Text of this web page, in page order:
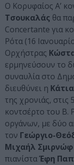
O Κορυφαίος Α’
Τσουκαλάς θα
Concertante για
Ρότα (16
Ορχήστρας
ερμηνεύσουν το
συναυλία στο
διευθύνει η
της χρονιάς, στις
κοντσέρτο του Β.
οργάνων, με δύο
τον Γεώργιο-
Μιχαήλ
πιανίσταΈφη